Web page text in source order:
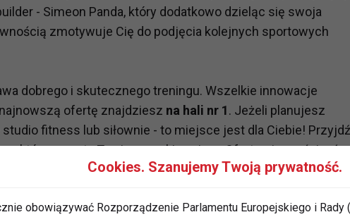
- Simeon Panda, który dodatkowo dzieląc się swoja
zmotywuje Cię do podjęcia kolejnych sportowych
dobrego i skutecznego treningu. Wszelkie innowacje
ofertę znajdziesz na hali nr 1. Jeżeli planujesz
fitness lub siłownie - to miejsce jest dla Ciebie!
który sprosta Twoim oczekiwaniom. Ofertami prześcigać
branży: Mecenas Targów ITP S.A. oficjalny przedstawiciel
Matmarco wyłączny dystrybutor sprzętu PRECOR, Srebrny
BODYFICIENT, Partner Total Fitness Concept.
Cookies. Szanujemy Twoją prywatność.
obowiązywać Rozporządzenie Parlamentu Europejskiego i